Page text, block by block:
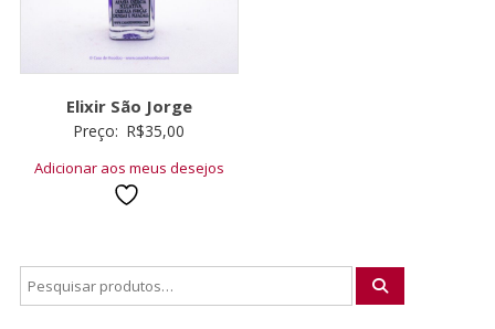
Elixir São Jorge
Preço: R$35,00
Adicionar aos meus desejos